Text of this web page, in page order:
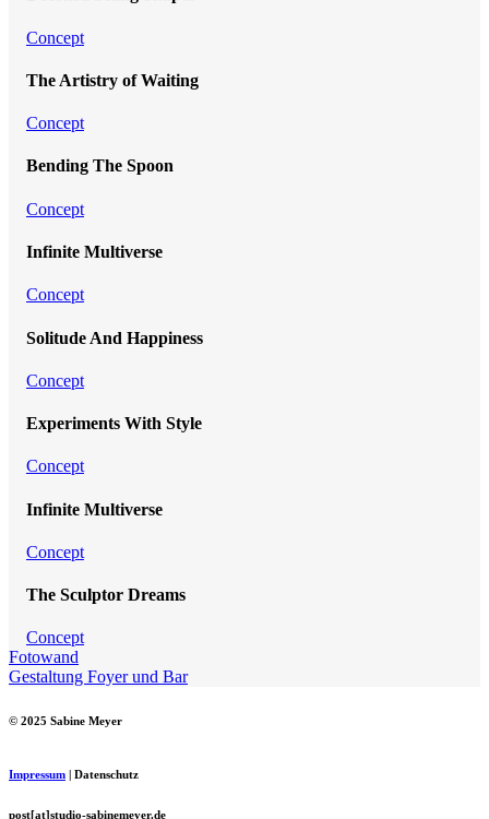
Concept
The Artistry of Waiting
Concept
Bending The Spoon
Concept
Infinite Multiverse
Concept
Solitude And Happiness
Concept
Experiments With Style
Concept
Infinite Multiverse
Concept
The Sculptor Dreams
Concept
Fotowand
Gestaltung Foyer und Bar
© 2025 Sabine Meyer
Impressum | Datenschutz
post[at]studio-sabinemeyer.de